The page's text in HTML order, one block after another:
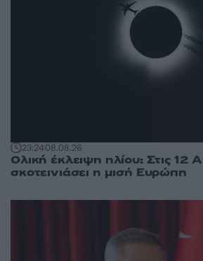
23:2408.08.26
Ολική έκλειψη ηλίου: Στις 12
σκοτεινιάσει η μισή Ευρώπη